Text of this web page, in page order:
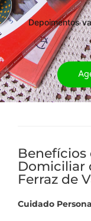
Depoimentos
Domiciliar
Ferraz de
Cuidado